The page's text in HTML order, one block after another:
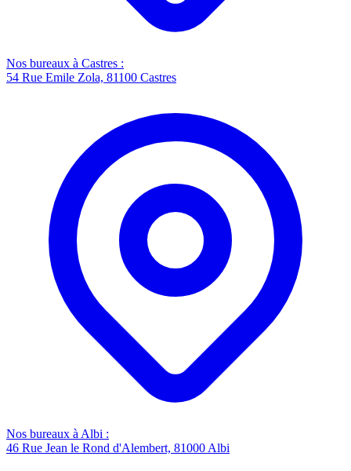
Nos bureaux à Castres :
54 Rue Emile Zola, 81100 Castres
Nos bureaux à Albi :
46 Rue Jean le Rond d'Alembert, 81000 Albi